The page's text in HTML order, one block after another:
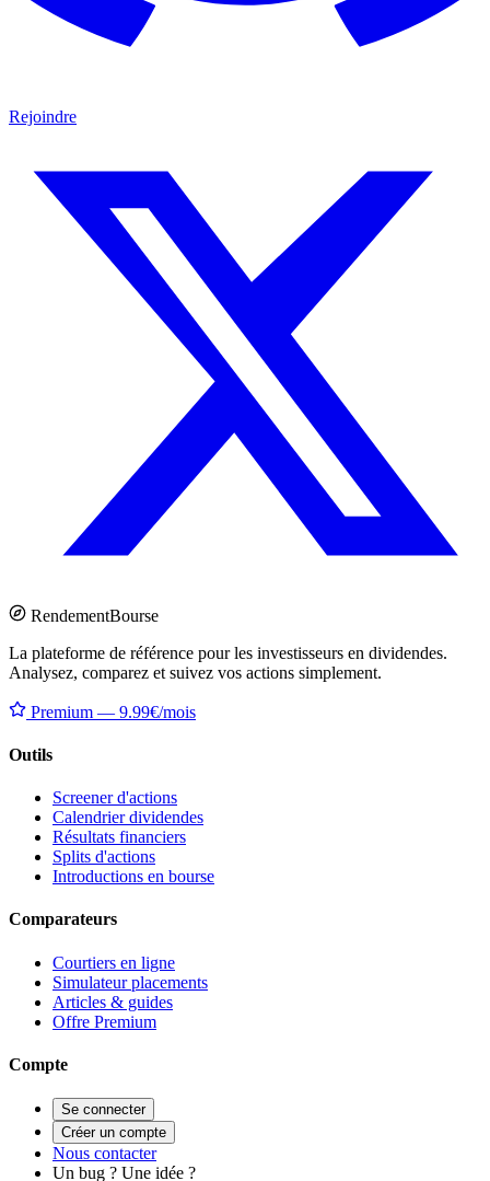
Rejoindre
RendementBourse
La plateforme de référence pour les investisseurs en dividendes.
Analysez, comparez et suivez vos actions simplement.
Premium — 9.99€/mois
Outils
Screener d'actions
Calendrier dividendes
Résultats financiers
Splits d'actions
Introductions en bourse
Comparateurs
Courtiers en ligne
Simulateur placements
Articles & guides
Offre Premium
Compte
Se connecter
Créer un compte
Nous contacter
Un bug ? Une idée ?